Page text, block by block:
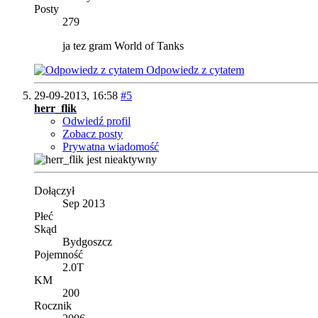
Posty
279
ja tez gram World of Tanks
Odpowiedz z cytatem
29-09-2013, 16:58 #5
herr_flik
Odwiedź profil
Zobacz posty
Prywatna wiadomość
Dołączył
Sep 2013
Płeć
Skąd
Bydgoszcz
Pojemność
2.0T
KM
200
Rocznik